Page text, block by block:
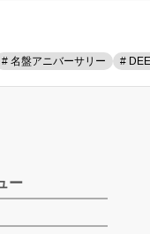
# 名盤アニバーサリー #
ー